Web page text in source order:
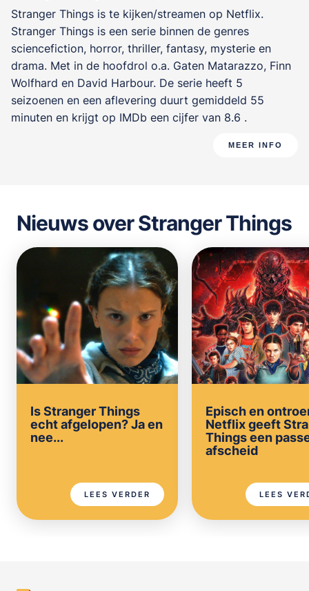
Stranger Things is te kijken/streamen op Netflix.
Stranger Things is een serie binnen de genres
sciencefiction, horror, thriller, fantasy, mysterie en
drama. Met in de hoofdrol o.a. Gaten Matarazzo, Finn
Wolfhard en David Harbour. De serie heeft 5
seizoenen en een aflevering duurt gemiddeld 55
minuten en krijgt op IMDb een cijfer van 8.6 .
MEER INFO
Nieuws over Stranger Things
Is Stranger Things
echt afgelopen? Ja en
nee...
LEES VERDER
Episch en
Netflix geeft
Things een
afscheid
LEES